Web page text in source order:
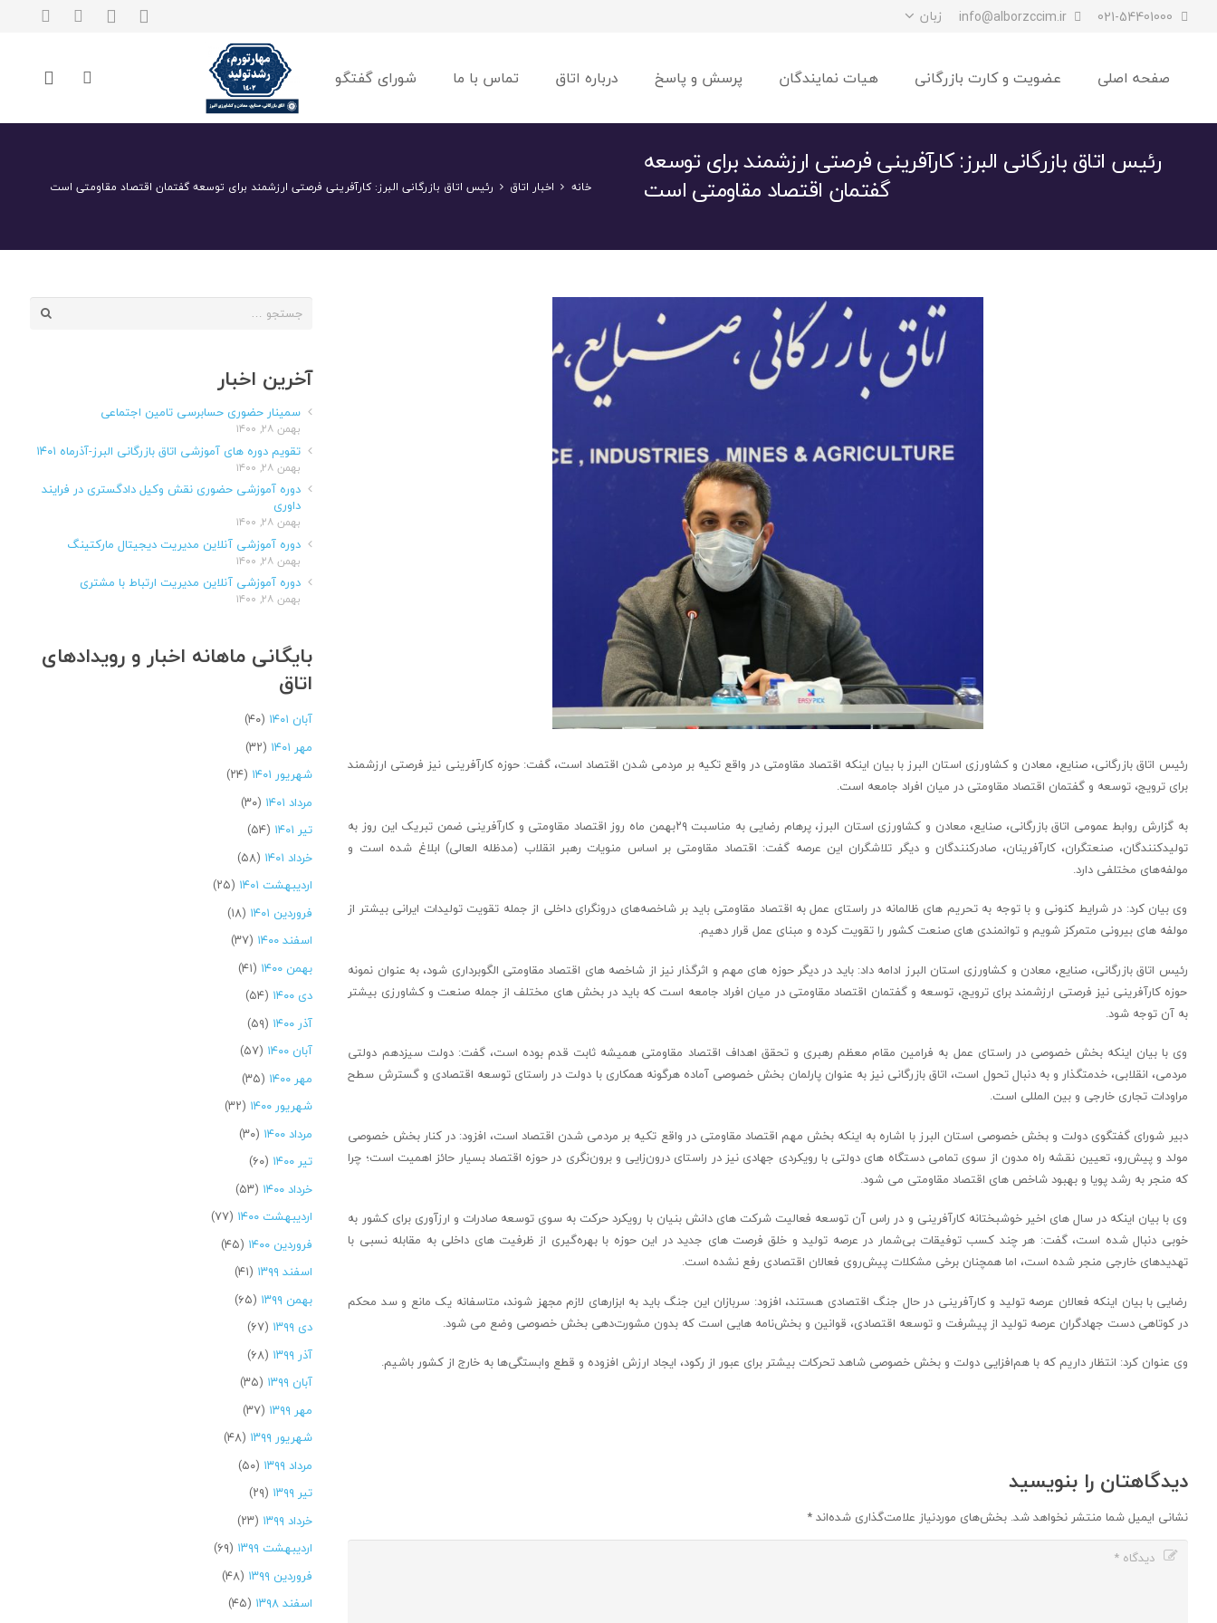
021-54401000
info@alborzccim.ir زبان
صفحه اصلی عضویت و کارت بازرگانی هیات نمایندگان پرسش و پاسخ درباره اتاق تماس با ما شورای گفتگو
رئیس اتاق بازرگانی البرز: کارآفرینی فرصتی ارزشمند برای توسعه
گفتمان اقتصاد مقاومتی است خانه اخبار اتاق رئیس اتاق بازرگانی البرز: کارآفرینی فرصتی ارزشمند برای توسعه گفتمان اقتصاد مقاومتی است
رئیس اتاق بازرگانی، صنایع، معادن و کشاورزی استان البرز با بیان اینکه اقتصاد مقاومتی در واقع تکیه بر مردمی شدن اقتصاد است، گفت: حوزه کارآفرینی نیز فرصتی ارزشمند
برای ترویج، توسعه و گفتمان اقتصاد مقاومتی در میان افراد جامعه است.
به گزارش روابط عمومی اتاق بازرگانی، صنایع، معادن و کشاورزی استان البرز، پرهام رضایی به مناسبت ۲۹بهمن ماه روز اقتصاد مقاومتی و کارآفرینی ضمن تبریک این روز به
تولیدکنندگان، صنعتگران، کارآفرینان، صادرکنندگان و دیگر تلاشگران این عرصه گفت: اقتصاد مقاومتی بر اساس منویات رهبر انقلاب (مدظله العالی) ابلاغ شده است و
مولفه‌های مختلفی دارد.
وی بیان کرد: در شرایط کنونی و با توجه به تحریم های ظالمانه در راستای عمل به اقتصاد مقاومتی باید بر شاخصه‌های درونگرای داخلی از جمله تقویت تولیدات ایرانی بیشتر از
مولفه های بیرونی متمرکز شویم و توانمندی های صنعت کشور را تقویت کرده و مبنای عمل قرار دهیم.
رئیس اتاق بازرگانی، صنایع، معادن و کشاورزی استان البرز ادامه داد: باید در دیگر حوزه های مهم و اثرگذار نیز از شاخصه های اقتصاد مقاومتی الگوبرداری شود، به عنوان نمونه
حوزه کارآفرینی نیز فرصتی ارزشمند برای ترویج، توسعه و گفتمان اقتصاد مقاومتی در میان افراد جامعه است که باید در بخش های مختلف از جمله صنعت و کشاورزی بیشتر
به آن توجه شود.
وی با بیان اینکه بخش خصوصی در راستای عمل به فرامین مقام معظم رهبری و تحقق اهداف اقتصاد مقاومتی همیشه ثابت قدم بوده است، گفت: دولت سیزدهم دولتی
مردمی، انقلابی، خدمتگذار و به دنبال تحول است، اتاق بازرگانی نیز به عنوان پارلمان بخش خصوصی آماده هرگونه همکاری با دولت در راستای توسعه اقتصادی و گسترش سطح
مراودات تجاری خارجی و بین المللی است.
دبیر شورای گفتگوی دولت و بخش خصوصی استان البرز با اشاره به اینکه بخش مهم اقتصاد مقاومتی در واقع تکیه بر مردمی شدن اقتصاد است، افزود: در کنار بخش خصوصی
مولد و پیش‌رو، تعیین نقشه راه مدون از سوی تمامی دستگاه های دولتی با رویکردی جهادی نیز در راستای درون‌زایی و برون‌نگری در حوزه اقتصاد بسیار حائز اهمیت است؛ چرا
که منجر به رشد پویا و بهبود شاخص های اقتصاد مقاومتی می شود.
وی با بیان اینکه در سال های اخیر خوشبختانه کارآفرینی و در راس آن توسعه فعالیت شرکت های دانش بنیان با رویکرد حرکت به سوی توسعه صادرات و ارزآوری برای کشور به
خوبی دنبال شده است، گفت: هر چند کسب توفیقات بی‌شمار در عرصه تولید و خلق فرصت های جدید در این حوزه با بهره‌گیری از ظرفیت های داخلی به مقابله نسبی با
تهدیدهای خارجی منجر شده است، اما همچنان برخی مشکلات پیش‌روی فعالان اقتصادی رفع نشده است.
رضایی با بیان اینکه فعالان عرصه تولید و کارآفرینی در حال جنگ اقتصادی هستند، افزود: سربازان این جنگ باید به ابزار‌های لازم مجهز شوند، متاسفانه یک مانع و سد محکم
در کوتاهی دست جهادگران عرصه تولید از پیشرفت و توسعه اقتصادی، قوانین و بخش‌نامه هایی است که بدون مشورت‌دهی بخش خصوصی وضع می شود.
وی عنوان کرد: انتظار داریم که با هم‌افزایی دولت و بخش خصوصی شاهد تحرکات بیشتر برای عبور از رکود، ایجاد ارزش افزوده و قطع وابستگی‌ها به خارج از کشور باشیم.
دیدگاهتان را بنویسید
نشانی ایمیل شما منتشر نخواهد شد. بخش‌های موردنیاز علامت‌گذاری شده‌اند*
جستجو
آخرین اخبار
سمینار حضوری حسابرسی تامین اجتماعی
بهمن ۲۸, ۱۴۰۰
تقویم دوره های آموزشی اتاق بازرگانی البرز-آذرماه ۱۴۰۱
بهمن ۲۸, ۱۴۰۰
دوره آموزشی حضوری نقش وکیل دادگستری در فرایند
داوری
بهمن ۲۸, ۱۴۰۰
دوره آموزشی آنلاین مدیریت دیجیتال مارکتینگ
بهمن ۲۸, ۱۴۰۰
دوره آموزشی آنلاین مدیریت ارتباط با مشتری
بهمن ۲۸, ۱۴۰۰
بایگانی ماهانه اخبار و رویدادهای
اتاق
آبان ۱۴۰۱
(۴۰)
مهر ۱۴۰۱
(۳۲)
شهریور ۱۴۰۱
(۲۴)
مرداد ۱۴۰۱
(۳۰)
تیر ۱۴۰۱
(۵۴)
خرداد ۱۴۰۱
(۵۸)
اردیبهشت ۱۴۰۱
(۲۵)
فروردین ۱۴۰۱
(۱۸)
اسفند ۱۴۰۰
(۳۷)
بهمن ۱۴۰۰
(۴۱)
دی ۱۴۰۰
(۵۴)
آذر ۱۴۰۰
(۵۹)
آبان ۱۴۰۰
(۵۷)
مهر ۱۴۰۰
(۳۵)
شهریور ۱۴۰۰
(۳۲)
مرداد ۱۴۰۰
(۳۰)
تیر ۱۴۰۰
(۶۰)
خرداد ۱۴۰۰
(۵۳)
اردیبهشت ۱۴۰۰
(۷۷)
فروردین ۱۴۰۰
(۴۵)
اسفند ۱۳۹۹
(۴۱)
بهمن ۱۳۹۹
(۶۵)
دی ۱۳۹۹
(۶۷)
آذر ۱۳۹۹
(۶۸)
آبان ۱۳۹۹
(۳۵)
مهر ۱۳۹۹
(۳۷)
شهریور ۱۳۹۹
(۴۸)
مرداد ۱۳۹۹
(۵۰)
تیر ۱۳۹۹
(۲۹)
خرداد ۱۳۹۹
(۲۳)
اردیبهشت ۱۳۹۹
(۶۹)
فروردین ۱۳۹۹
(۴۸)
اسفند ۱۳۹۸
(۴۵)